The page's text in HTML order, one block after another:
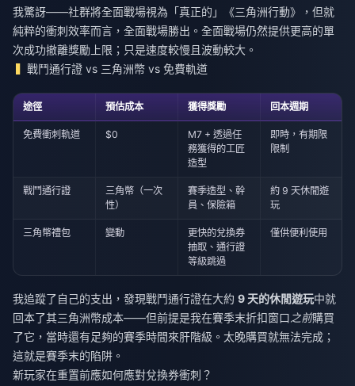
我驚訝——社群將全面戰場視為「真正的」《三角洲行動》，但就
純粹的衝刺效率而言，全面戰場勝出。全面戰場仍然提供更高的單
次成功撤離獎勵上限；只是速度較慢且波動較大。
戰鬥通行證 vs 三角洲幣 vs 免費軌道
途徑 預估成本 獲得獎勵 回本週期
免費衝刺軌道 $0
M7 + 透過任
務獲得的工匠
造型
即時，有期限
限制
戰鬥通行證
三角幣（一次
性）
賽季造型、幹
員、保險箱
約 9 天休閒遊
玩
三角幣禮包 變動
更快的兌換券
抽取、通行證
等級跳過
僅供便利使用
我追蹤了自己的支出，發現戰鬥通行證在大約 9 天的休閒遊玩中就
回本了其三角洲幣成本——但前提是我在賽季末折扣窗口之前購買
了它，當時還有足夠的賽季時間來肝階級。太晚購買就無法完成；
這就是賽季末的陷阱。
新玩家在重置前應如何應對兌換券衝刺？